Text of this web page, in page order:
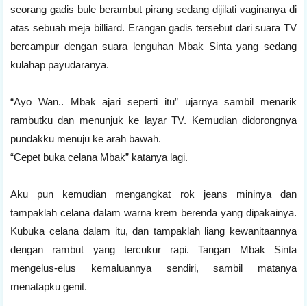
seorang gadis bule berambut pirang sedang dijilati vaginanya di
atas sebuah meja billiard. Erangan gadis tersebut dari suara TV
bercampur dengan suara lenguhan Mbak Sinta yang sedang
kulahap payudaranya.
“Ayo Wan.. Mbak ajari seperti itu” ujarnya sambil menarik
rambutku dan menunjuk ke layar TV. Kemudian didorongnya
pundakku menuju ke arah bawah.
“Cepet buka celana Mbak” katanya lagi.
Aku pun kemudian mengangkat rok jeans mininya dan
tampaklah celana dalam warna krem berenda yang dipakainya.
Kubuka celana dalam itu, dan tampaklah liang kewanitaannya
dengan rambut yang tercukur rapi. Tangan Mbak Sinta
mengelus-elus kemaluannya sendiri, sambil matanya
menatapku genit.